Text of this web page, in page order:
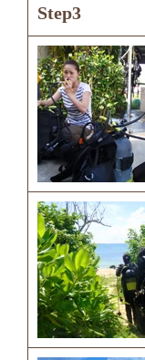
Step3